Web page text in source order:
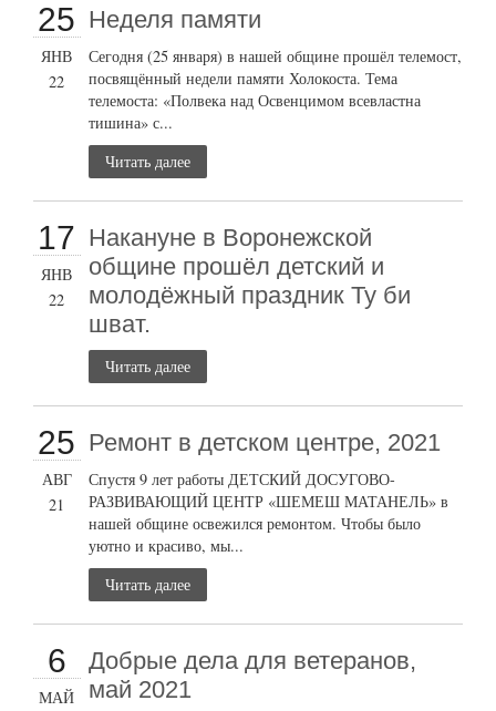
25
ЯНВ
22
Неделя памяти
Сегодня (25 января) в нашей общине прошёл телемост,
посвящённый недели памяти Холокоста. Тема
телемоста: «Полвека над Освенцимом всевластна
тишина» с...
Читать далее
17
ЯНВ
22
Накануне в Воронежской
общине прошёл детский и
молодёжный праздник Ту би
шват.
Читать далее
25
АВГ
21
Ремонт в детском центре, 2021
Спустя 9 лет работы ДЕТСКИЙ ДОСУГОВО-
РАЗВИВАЮЩИЙ ЦЕНТР «ШЕМЕШ МАТАНЕЛЬ» в
нашей общине освежился ремонтом. Чтобы было
уютно и красиво, мы...
Читать далее
6
МАЙ
Добрые дела для ветеранов,
май 2021